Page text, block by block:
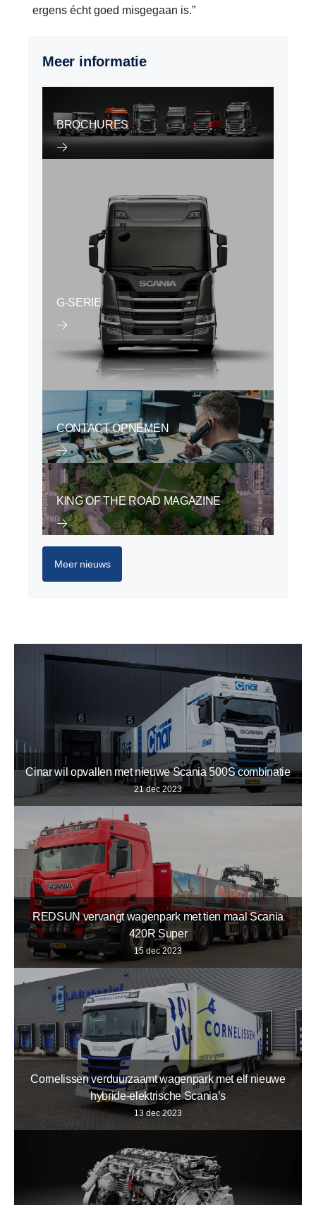
ergens écht goed misgegaan is.”
Meer informatie
BROCHURES
G-SERIE
CONTACT OPNEMEN
KING OF THE ROAD MAGAZINE
Meer nieuws
Cinar wil opvallen met nieuwe Scania 500S combinatie
21 dec 2023
REDSUN vervangt wagenpark met tien maal Scania
420R Super
15 dec 2023
Cornelissen verduurzaamt wagenpark met elf nieuwe
hybride-elektrische Scania’s
13 dec 2023